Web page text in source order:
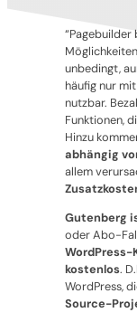
unbedingt,
häufig nur mit
nutzbar.
Funktionen,
Hinzu
abhängig
allem
Gutenberg
oder Abo-
WordPress-
kostenlos.
WordPress,
Source-